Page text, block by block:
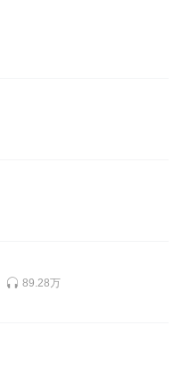
89.28万